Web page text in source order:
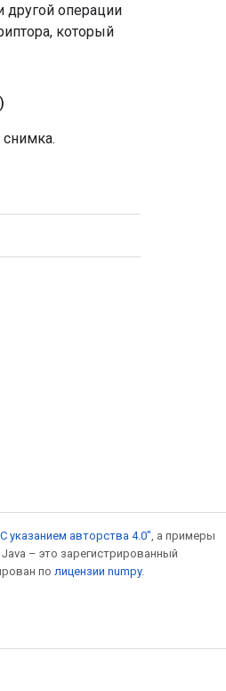
операции
который
указанием авторства 4.0" , а примеры
Java – это зарегистрированный
по лицензии numpy.